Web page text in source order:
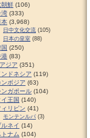
朝鮮 (106)
湾 (333)
本 (3,968)
日中文化交流 (105)
日本の皇室 (88)
(250)
港 (83)
ジア (351)
ンドネシア (119)
ンボジア (63)
ンガポール (104)
イ王国 (140)
ィリピン (41)
モンテンルパ (3)
ルネイ (14)
トナム (104)